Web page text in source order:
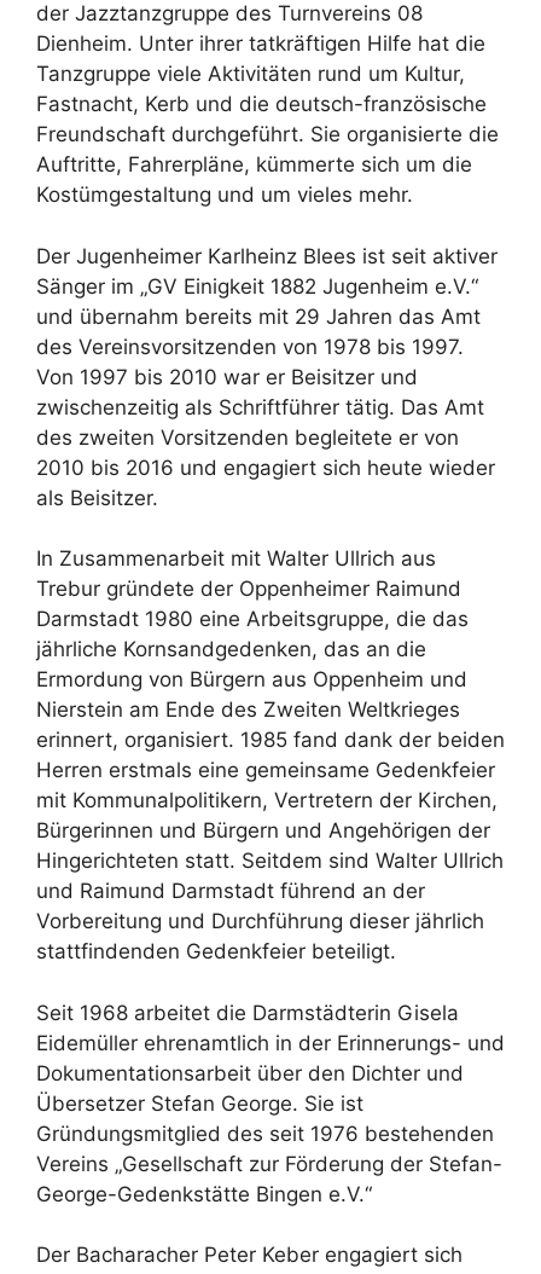
der Jazztanzgruppe des Turnvereins 08
Dienheim. Unter ihrer tatkräftigen Hilfe hat die
Tanzgruppe viele Aktivitäten rund um Kultur,
Fastnacht, Kerb und die deutsch-französische
Freundschaft durchgeführt. Sie organisierte die
Auftritte, Fahrerpläne, kümmerte sich um die
Kostümgestaltung und um vieles mehr.
Der Jugenheimer Karlheinz Blees ist seit aktiver
Sänger im „GV Einigkeit 1882 Jugenheim e.V.“
und übernahm bereits mit 29 Jahren das Amt
des Vereinsvorsitzenden von 1978 bis 1997.
Von 1997 bis 2010 war er Beisitzer und
zwischenzeitig als Schriftführer tätig. Das Amt
des zweiten Vorsitzenden begleitete er von
2010 bis 2016 und engagiert sich heute wieder
als Beisitzer.
In Zusammenarbeit mit Walter Ullrich aus
Trebur gründete der Oppenheimer Raimund
Darmstadt 1980 eine Arbeitsgruppe, die das
jährliche Kornsandgedenken, das an die
Ermordung von Bürgern aus Oppenheim und
Nierstein am Ende des Zweiten Weltkrieges
erinnert, organisiert. 1985 fand dank der beiden
Herren erstmals eine gemeinsame Gedenkfeier
mit Kommunalpolitikern, Vertretern der Kirchen,
Bürgerinnen und Bürgern und Angehörigen der
Hingerichteten statt. Seitdem sind Walter Ullrich
und Raimund Darmstadt führend an der
Vorbereitung und Durchführung dieser jährlich
stattfindenden Gedenkfeier beteiligt.
Seit 1968 arbeitet die Darmstädterin Gisela
Eidemüller ehrenamtlich in der Erinnerungs- und
Dokumentationsarbeit über den Dichter und
Übersetzer Stefan George. Sie ist
Gründungsmitglied des seit 1976 bestehenden
Vereins „Gesellschaft zur Förderung der Stefan-
George-Gedenkstätte Bingen e.V.“
Der Bacharacher Peter Keber engagiert sich